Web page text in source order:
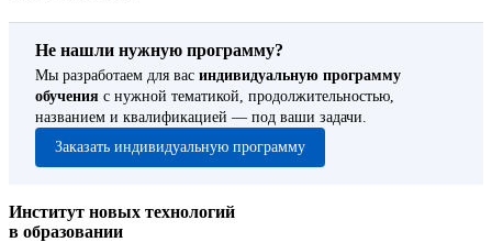
Не нашли нужную программу?
Мы разработаем для вас индивидуальную программу
обучения с нужной тематикой, продолжительностью,
названием и квалификацией — под ваши задачи.
Заказать индивидуальную программу
Институт новых технологий
в образовании